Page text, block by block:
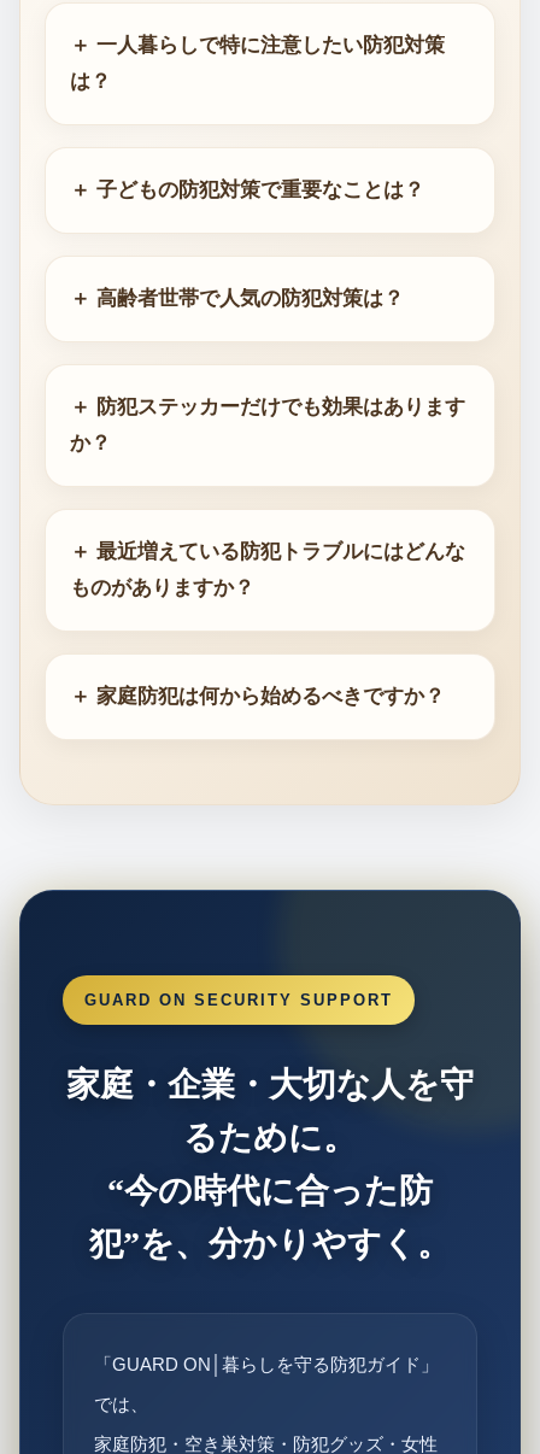
＋ 一人暮らしで特に注意したい防犯対策
は？
＋ 子どもの防犯対策で重要なことは？
＋ 高齢者世帯で人気の防犯対策は？
＋ 防犯ステッカーだけでも効果はあります
か？
＋ 最近増えている防犯トラブルにはどんな
ものがありますか？
＋ 家庭防犯は何から始めるべきですか？
GUARD ON SECURITY SUPPORT
家庭・企業・大切な人を守
るために。
“今の時代に合った防
犯”を、分かりやすく。
「GUARD ON│暮らしを守る防犯ガイド」
では、
家庭防犯・空き巣対策・防犯グッズ・女性